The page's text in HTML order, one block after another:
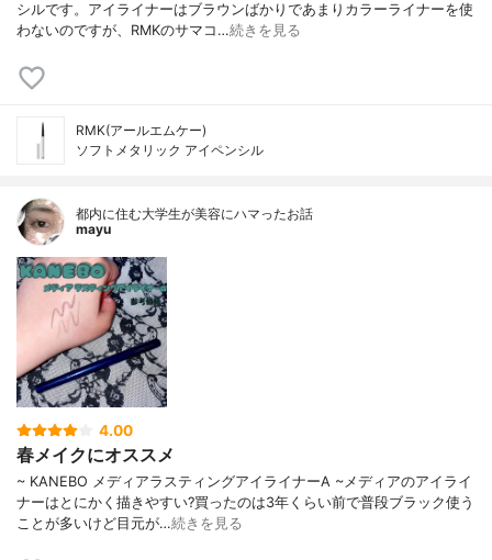
シルです。アイライナーはブラウンばかりであまりカラーライナーを使
わないのですが、RMKのサマコ…続きを見る
RMK(アールエムケー)
ソフトメタリック アイペンシル
都内に住む大学生が美容にハマったお話
mayu
4.00
春メイクにオススメ
~ KANEBO メディアラスティングアイライナーA ~メディアのアイライ
ナーはとにかく描きやすい?買ったのは3年くらい前で普段ブラック使う
ことが多いけど目元が…続きを見る